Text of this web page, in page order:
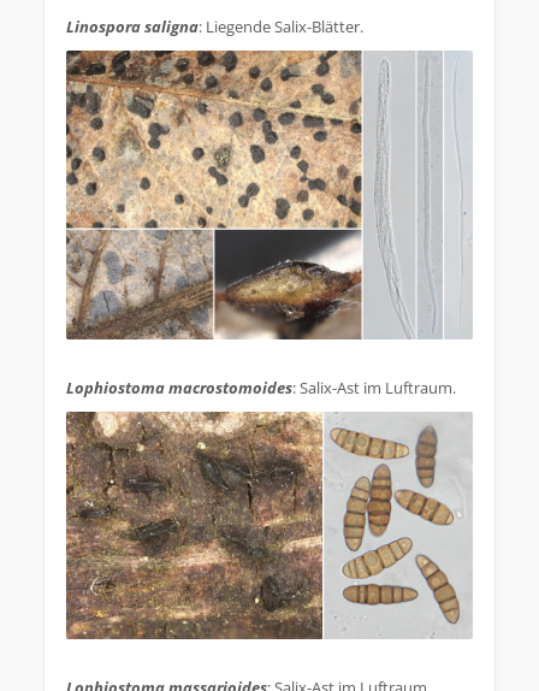
Linospora saligna: Liegende Salix-Blätter.
Lophiostoma macrostomoides: Salix-Ast im Luftraum.